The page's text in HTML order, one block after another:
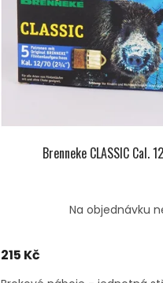
Brenneke CLASSIC Cal.
Na objednávku
215 Kč